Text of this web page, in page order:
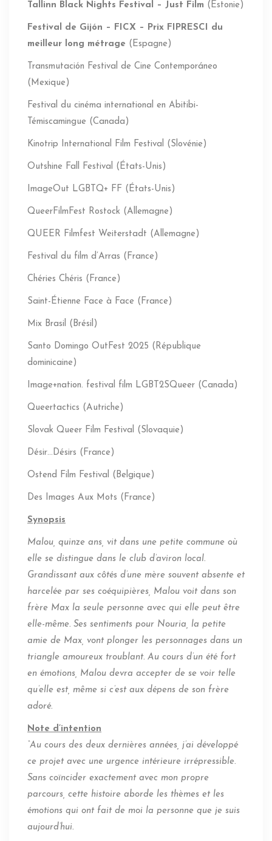
Tallinn Black Nights Festival – Just Film (Estonie)
Festival de Gijón – FICX – Prix FIPRESCI du
meilleur long métrage (Espagne)
Transmutación Festival de Cine Contemporáneo
(Mexique)
Festival du cinéma international en Abitibi-
Témiscamingue (Canada)
Kinotrip International Film Festival (Slovénie)
Outshine Fall Festival (États-Unis)
ImageOut LGBTQ+ FF (États-Unis)
QueerFilmFest Rostock (Allemagne)
QUEER Filmfest Weiterstadt (Allemagne)
Festival du film d’Arras (France)
Chéries Chéris (France)
Saint-Étienne Face à Face (France)
Mix Brasil (Brésil)
Santo Domingo OutFest 2025 (République
dominicaine)
Image+nation. festival film LGBT2SQueer (Canada)
Queertactics (Autriche)
Slovak Queer Film Festival (Slovaquie)
Désir…Désirs (France)
Ostend Film Festival (Belgique)
Des Images Aux Mots (France)
Synopsis
Malou, quinze ans, vit dans une petite commune où
elle se distingue dans le club d’aviron local.
Grandissant aux côtés d’une mère souvent absente et
harcelée par ses coéquipières, Malou voit dans son
frère Max la seule personne avec qui elle peut être
elle-même. Ses sentiments pour Nouria, la petite
amie de Max, vont plonger les personnages dans un
triangle amoureux troublant. Au cours d’un été fort
en émotions, Malou devra accepter de se voir telle
qu’elle est, même si c’est aux dépens de son frère
adoré.
Note d’intention
“Au cours des deux dernières années, j’ai développé
ce projet avec une urgence intérieure irrépressible.
Sans coïncider exactement avec mon propre
parcours, cette histoire aborde les thèmes et les
émotions qui ont fait de moi la personne que je suis
aujourd’hui.